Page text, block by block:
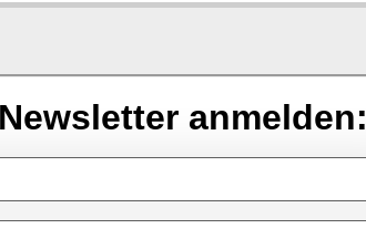
anmelden: